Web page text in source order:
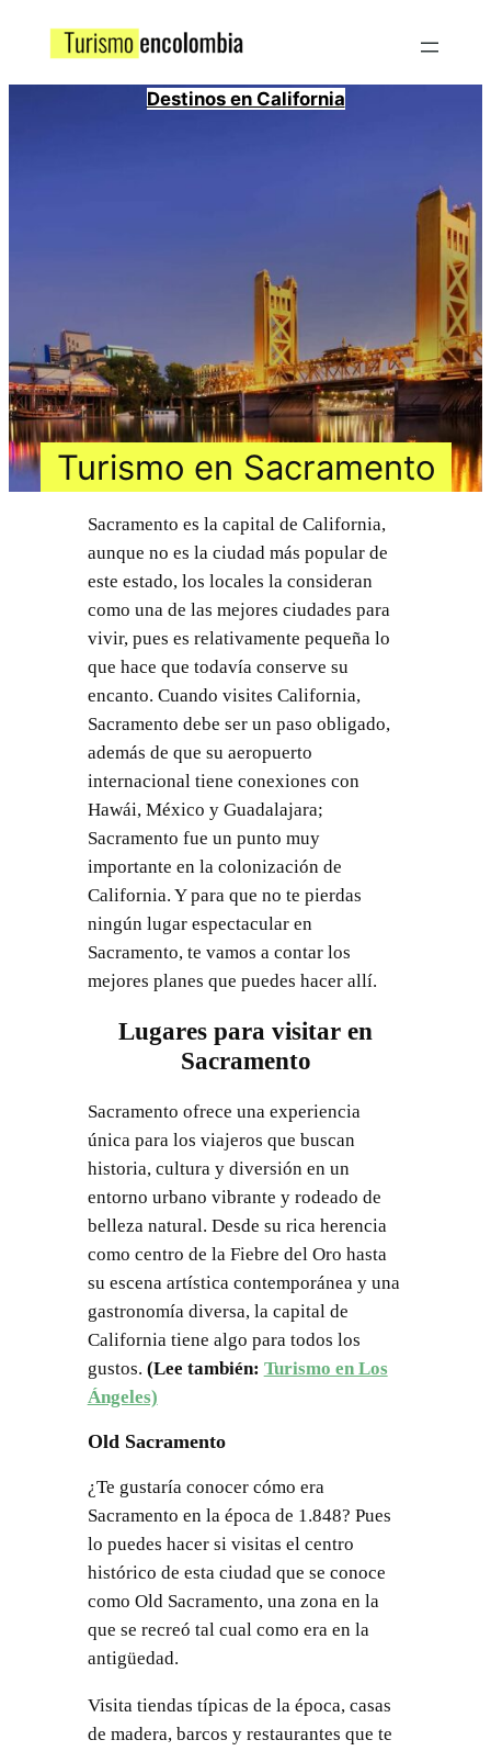
Destinos en California
Turismo en Sacramento
Sacramento es la capital de California,
aunque no es la ciudad más popular de
este estado, los locales la consideran
como una de las mejores ciudades para
vivir, pues es relativamente pequeña lo
que hace que todavía conserve su
encanto. Cuando visites California,
Sacramento debe ser un paso obligado,
además de que su aeropuerto
internacional tiene conexiones con
Hawái, México y Guadalajara;
Sacramento fue un punto muy
importante en la colonización de
California. Y para que no te pierdas
ningún lugar espectacular en
Sacramento, te vamos a contar los
mejores planes que puedes hacer allí.
Lugares para visitar en
Sacramento
Sacramento ofrece una experiencia
única para los viajeros que buscan
historia, cultura y diversión en un
entorno urbano vibrante y rodeado de
belleza natural. Desde su rica herencia
como centro de la Fiebre del Oro hasta
su escena artística contemporánea y una
gastronomía diversa, la capital de
California tiene algo para todos los
gustos. (Lee también: Turismo en Los
Ángeles)
Old Sacramento
¿Te gustaría conocer cómo era
Sacramento en la época de 1.848? Pues
lo puedes hacer si visitas el centro
histórico de esta ciudad que se conoce
como Old Sacramento, una zona en la
que se recreó tal cual como era en la
antigüedad.
Visita tiendas típicas de la época, casas
de madera, barcos y restaurantes que te